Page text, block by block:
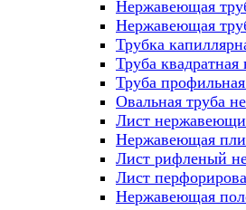
Нержавеющая
Нержавеющая
Трубка
Труба
Труба
Овальная труба
Лист
Нержавеющая
Лист рифленый
Лист
Нержавеющая